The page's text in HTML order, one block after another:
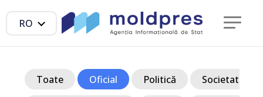
RO
Toate Oficial Politică Societate